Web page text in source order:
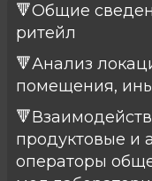
🔻Общие
ритейл
🔻Анализ
помещения,
продуктовые и
операторы